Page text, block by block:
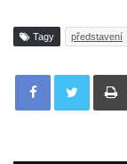
Tagy představení